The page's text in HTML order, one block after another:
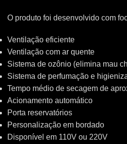
O produto foi desenvolvido com
Ventilação eficiente
Ventilação com ar quente
Sistema de ozônio (elimina mau
Sistema de perfumação e
Tempo médio de secagem de
Acionamento automático
Porta reservatórios
Personalização em bordado
Disponível em 110V ou 220V